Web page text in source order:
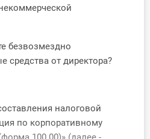
безвозмездно
средства от директора?
налоговой
по корпоративному